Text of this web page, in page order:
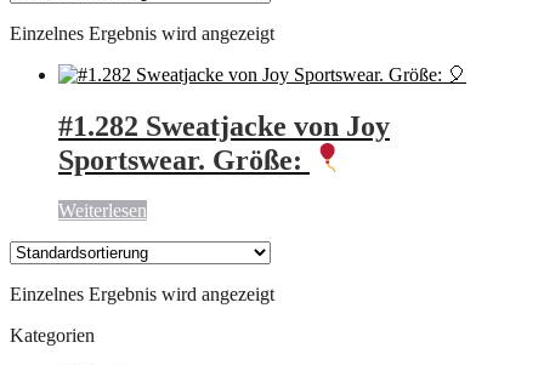
Einzelnes Ergebnis wird angezeigt
#1.282 Sweatjacke von Joy
Sportswear. Größe:
Weiterlesen
Einzelnes Ergebnis wird angezeigt
Kategorien